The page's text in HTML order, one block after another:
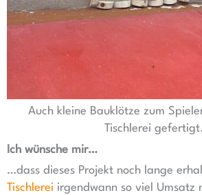
Auch kleine Bauklötze zum
Tischlerei gefertigt.
Ich wünsche mir…
…dass dieses Projekt noch lange
Tischlerei irgendwann so viel Umsatz